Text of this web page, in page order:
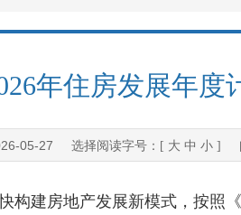
年住房发展年度
05-27 选择阅读字号：[ 大 中 小] 阅
房地产发展新模式，按照《